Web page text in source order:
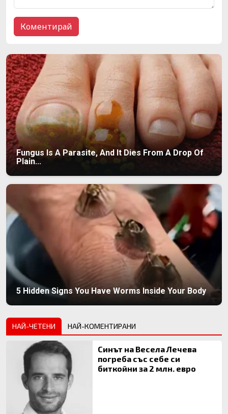
Fungus Is A Parasite, And It Dies From A Drop Of
Plain...
5 Hidden Signs You Have Worms Inside Your Body
НАЙ-ЧЕТЕНИ НАЙ-КОМЕНТИРАНИ
Синът на Весела Лечева
погреба със себе си
биткойни за 2 млн. евро